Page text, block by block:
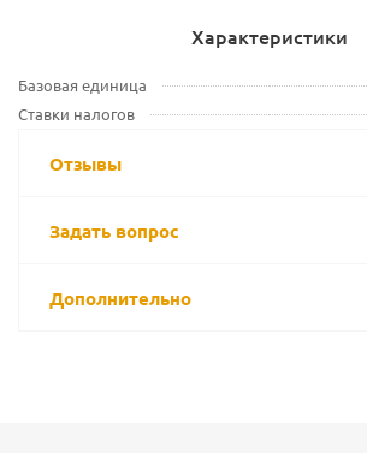
Характеристики
Базовая единица
Ставки налогов
Отзывы
Задать вопрос
Дополнительно